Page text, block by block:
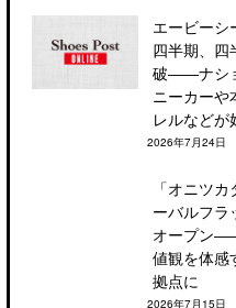
エービーシ
四半期、四
破――ナシ
ニーカーや
レルなどが
2026年7月24日
「オニツ
ーバルフラ
オープン
値観を体感
拠点に
2026年7月15日